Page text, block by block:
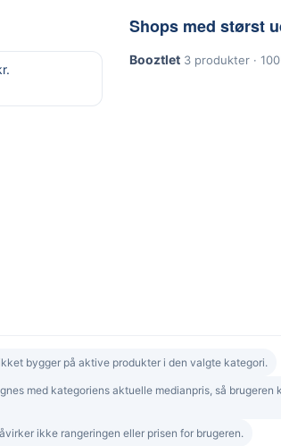
Shops med størst
Booztlet 3 produkter ·
bygger på aktive produkter i den valgte kategori.
med kategoriens aktuelle medianpris, så
ikke rangeringen eller prisen for brugeren.